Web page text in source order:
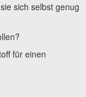
sich selbst genug
für einen